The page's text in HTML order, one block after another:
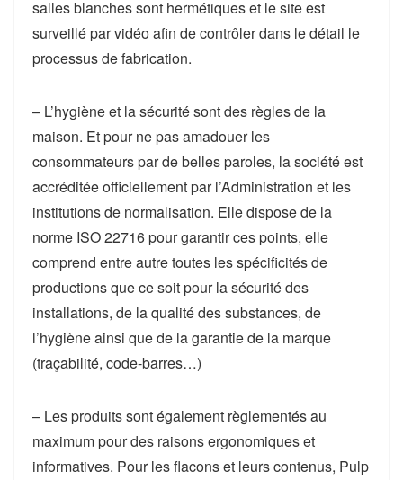
salles blanches sont hermétiques et le site est
surveillé par vidéo afin de contrôler dans le détail le
processus de fabrication.
– L’hygiène et la sécurité sont des règles de la
maison. Et pour ne pas amadouer les
consommateurs par de belles paroles, la société est
accréditée officiellement par l’Administration et les
institutions de normalisation. Elle dispose de la
norme ISO 22716 pour garantir ces points, elle
comprend entre autre toutes les spécificités de
productions que ce soit pour la sécurité des
installations, de la qualité des substances, de
l’hygiène ainsi que de la garantie de la marque
(traçabilité, code-barres…)
– Les produits sont également règlementés au
maximum pour des raisons ergonomiques et
informatives. Pour les flacons et leurs contenus, Pulp